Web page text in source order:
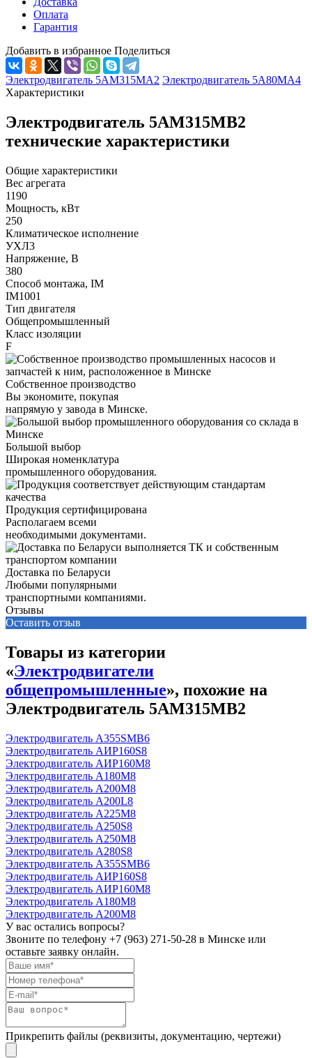
Оплата
Гарантия
Добавить в избранное Поделиться
Электродвигатель 5АМ315МА2 Электродвигатель 5А80МА4
Характеристики
Электродвигатель 5АМ315МВ2
технические характеристики
Общие характеристики
Вес агрегата
1190
Мощность, кВт
250
Климатическое исполнение
УХЛ3
Напряжение, В
380
Способ монтажа, IM
IM1001
Тип двигателя
Общепромышленный
Класс изоляции
F
Собственное производство
Вы экономите, покупая
напрямую у завода в Минске.
Большой выбор
Широкая номенклатура
промышленного оборудования.
Продукция сертифицирована
Располагаем всеми
необходимыми документами.
Доставка по Беларуси
Любыми популярными
транспортными компаниями.
Отзывы
Оставить отзыв
Товары из категории
«Электродвигатели
общепромышленные», похожие на
Электродвигатель 5АМ315МВ2
Электродвигатель А355SМВ6
Электродвигатель АИР160S8
Электродвигатель АИР160М8
Электродвигатель А180М8
Электродвигатель А200М8
Электродвигатель А200L8
Электродвигатель А225М8
Электродвигатель А250S8
Электродвигатель А250М8
Электродвигатель А280S8
Электродвигатель А355SМВ6
Электродвигатель АИР160S8
Электродвигатель АИР160М8
Электродвигатель А180М8
Электродвигатель А200М8
У вас остались вопросы?
Звоните по телефону +7 (963) 271-50-28 в Минске или
оставьте заявку онлайн.
Прикрепить файлы (реквизиты, документацию, чертежи)